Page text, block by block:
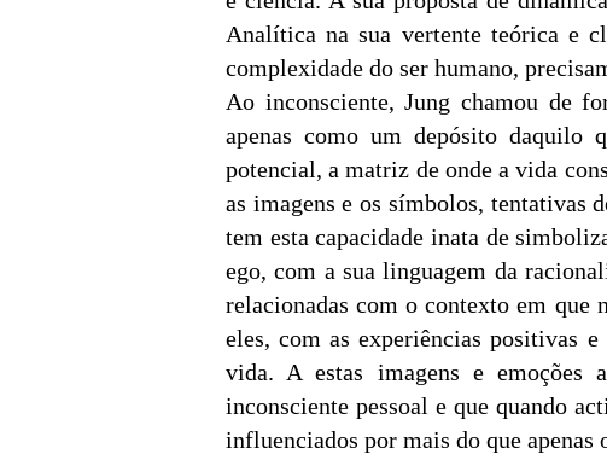
Analítica na sua vertente teórica e
complexidade do ser humano,
Ao inconsciente, Jung chamou de
apenas como um depósito
potencial, a matriz de onde a vida
as imagens e os símbolos, tentativas
tem esta capacidade inata de
ego, com a sua linguagem da
relacionadas com o contexto em que
eles, com as experiências positivas
vida. A estas imagens e emoções
inconsciente pessoal e que quando
influenciados por mais do que